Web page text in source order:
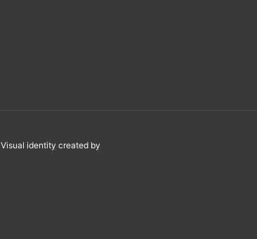
Visual identity created by